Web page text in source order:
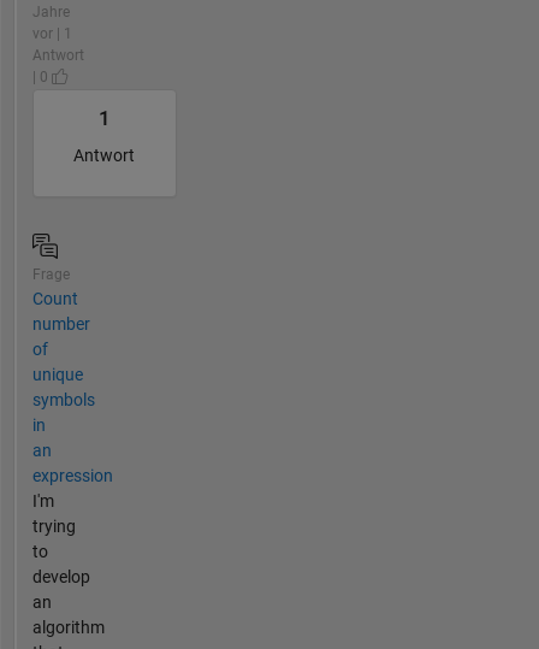
Jahre
vor | 1
Antwort
| 0
1
Antwort
Frage
Count
number
of
unique
symbols
in
an
expression
I'm
trying
to
develop
an
algorithm